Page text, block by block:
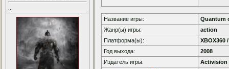
Название игры:
Quantum
Жанр(ы) игры:
action
Платформа(ы):
XBOX360
Год выхода:
2008
Издатель игры:
Activision